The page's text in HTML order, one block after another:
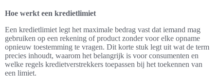
Hoe werkt een kredietlimiet
Een kredietlimiet legt het maximale bedrag vast dat iemand mag
gebruiken op een rekening of product zonder voor elke opname
opnieuw toestemming te vragen. Dit korte stuk legt uit wat de term
precies inhoudt, waarom het belangrijk is voor consumenten en
welke regels kredietverstrekkers toepassen bij het toekennen van
een limiet.